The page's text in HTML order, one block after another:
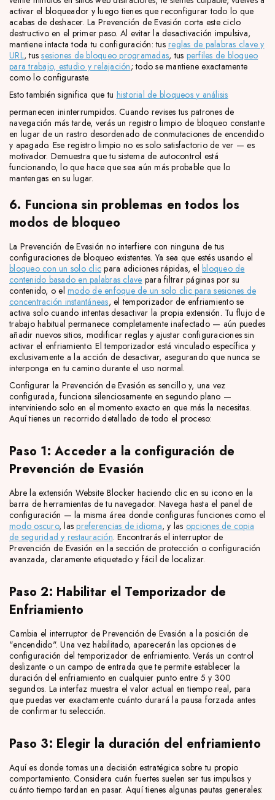
activar el bloqueador y luego tienes que reconfigurar todo lo que
acabas de deshacer. La Prevención de Evasión corta este ciclo
destructivo en el primer paso. Al evitar la desactivación impulsiva,
mantiene intacta toda tu configuración: tus reglas de palabras clave y
URL, tussesiones de bloqueo programadas, tus perfiles de bloqueo
para trabajo, estudio y relajación; todo se mantiene exactamente
como lo configuraste.
Esto también significa que tu historial de bloqueos y análisis
permanecen ininterrumpidos. Cuando revises tus patrones de
navegación más tarde, verás un registro limpio de bloqueo constante
en lugar de un rastro desordenado de conmutaciones de encendido
y apagado. Ese registro limpio no es solo satisfactorio de ver — es
motivador. Demuestra que tu sistema de autocontrol está
funcionando, lo que hace que sea aún más probable que lo
mantengas en su lugar.
6. Funciona sin problemas en todos los
modos de bloqueo
La Prevención de Evasión no interfiere con ninguna de tus
configuraciones de bloqueo existentes. Ya sea que estés usando el
bloqueo con un solo clic para adiciones rápidas, el bloqueo de
contenido basado en palabras clave para filtrar páginas por su
contenido, o el modo de enfoque de un solo clic para sesiones de
concentración instantáneas, el temporizador de enfriamiento se
activa solo cuando intentas desactivar la propia extensión. Tu flujo de
trabajo habitual permanece completamente inafectado — aún puedes
añadir nuevos sitios, modificar reglas y ajustar configuraciones sin
activar el enfriamiento. El temporizador está vinculado específica y
exclusivamente a la acción de desactivar, asegurando que nunca se
interponga en tu camino durante el uso normal.
Configurar la Prevención de Evasión es sencillo y, una vez
configurada, funciona silenciosamente en segundo plano —
interviniendo solo en el momento exacto en que más la necesitas.
Aquí tienes un recorrido detallado de todo el proceso:
Paso 1: Acceder a la configuración de
Prevención de Evasión
Abre la extensión Website Blocker haciendo clic en su icono en la
barra de herramientas de tu navegador. Navega hasta el panel de
configuración — la misma área donde configuras funciones como el
modo oscuro, laspreferencias de idioma, y las opciones de copia
de seguridad y restauración. Encontrarás el interruptor de
Prevención de Evasión en la sección de protección o configuración
avanzada, claramente etiquetado y fácil de localizar.
Paso 2: Habilitar el Temporizador de
Enfriamiento
Cambia el interruptor de Prevención de Evasión a la posición de
"encendido". Una vez habilitado, aparecerán las opciones de
configuración del temporizador de enfriamiento. Verás un control
deslizante o un campo de entrada que te permite establecer la
duración del enfriamiento en cualquier punto entre 5 y 300
segundos. La interfaz muestra el valor actual en tiempo real, para
que puedas ver exactamente cuánto durará la pausa forzada antes
de confirmar tu selección.
Paso 3: Elegir la duración del enfriamiento
Aquí es donde tomas una decisión estratégica sobre tu propio
comportamiento. Considera cuán fuertes suelen ser tus impulsos y
cuánto tiempo tardan en pasar. Aquí tienes algunas pautas generales: